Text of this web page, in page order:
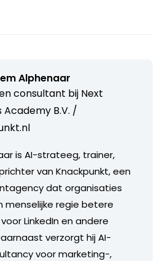
Alphenaar
consultant bij Next
Academy B.V. /
is AI-strateeg, trainer,
van Knackpunkt, een
dat organisaties
menselijke regie betere
LinkedIn en andere
verzorgt hij AI-
voor marketing-,